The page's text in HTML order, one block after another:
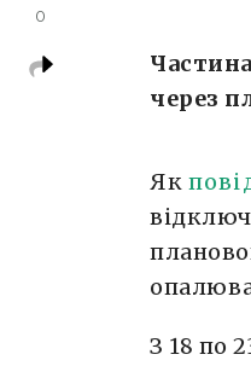
0
через
Як
З 18 по